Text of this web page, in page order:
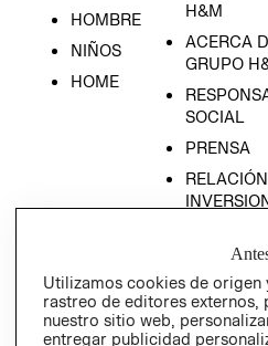
HOMBRE
NIÑOS
HOME
H&M
ACERCA
GRUPO
SOCIAL
PRENSA
Utilizamos cookies de
rastreo de editores
nuestro sitio web,
entregar publicidad